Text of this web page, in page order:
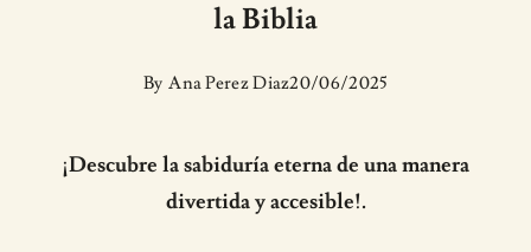
la Biblia
By Ana Perez Diaz20/06/2025
¡Descubre la sabiduría eterna de una manera
divertida y accesible!.